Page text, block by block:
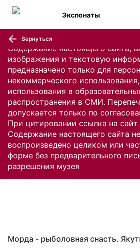
Содержание настоящего сайта,
изображения и текстовую
предназначено только для
некоммерческого
использования в
распространения в СМИ.
допускается только по
При цитировании ссылка на сайт
Содержание настоящего сайта
воспроизведено целиком или
форме без предварительного
разрешения музея
Экспонаты
Вернуться
Морда - рыболовная снасть.